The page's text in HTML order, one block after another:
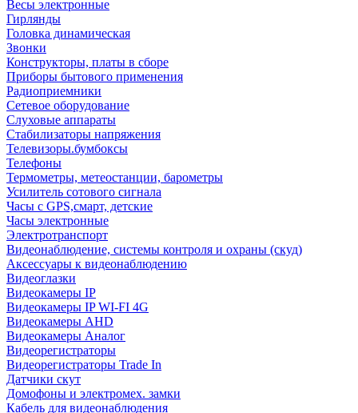
Весы электронные
Гирлянды
Головка динамическая
Звонки
Конструкторы, платы в сборе
Приборы бытового применения
Радиоприемники
Сетевое оборудование
Слуховые аппараты
Стабилизаторы напряжения
Телевизоры.бумбоксы
Телефоны
Термометры, метеостанции, барометры
Усилитель сотового сигнала
Часы с GPS,смарт, детские
Часы электронные
Электротранспорт
Видеонаблюдение, системы контроля и охраны (скуд)
Аксессуары к видеонаблюдению
Видеоглазки
Видеокамеры IP
Видеокамеры IP WI-FI 4G
Видеокамеры AHD
Видеокамеры Аналог
Видеорегистраторы
Видеорегистраторы Trade In
Датчики скут
Домофоны и электромех. замки
Кабель для видеонаблюдения